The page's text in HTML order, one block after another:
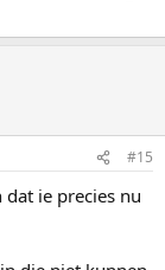
#15
ie precies nu